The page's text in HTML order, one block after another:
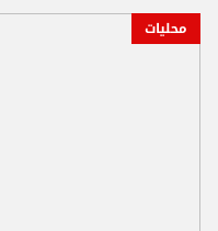
محليات